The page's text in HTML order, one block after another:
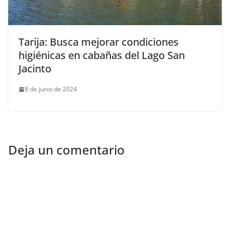
Tarija: Busca mejorar condiciones
higiénicas en cabañas del Lago San
Jacinto
8 de junio de 2024
Deja un comentario